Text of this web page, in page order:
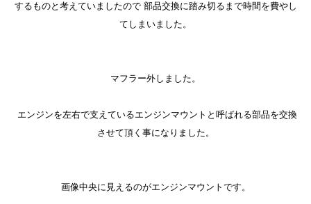
するものと考えていましたので 部品交換に踏み切るまで時間を費やし
てしまいました。
マフラー外しました。
エンジンを左右で支えているエンジンマウントと呼ばれる部品を交換
させて頂く事になりました。
画像中央に見えるのがエンジンマウントです。